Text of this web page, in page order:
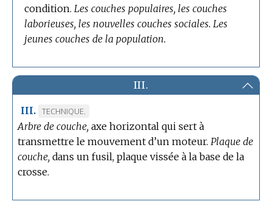
DOMAINE
:
condition. Les couches populaires, les couches
laborieuses, les nouvelles couches sociales. Les
jeunes couches de la population.
III.
III. MARQUE
DE
DOMAINE
:
TECHNIQUE.
Arbre de couche, axe horizontal qui sert à
transmettre le mouvement d’un moteur. Plaque de
couche, dans un fusil, plaque vissée à la base de la
crosse.